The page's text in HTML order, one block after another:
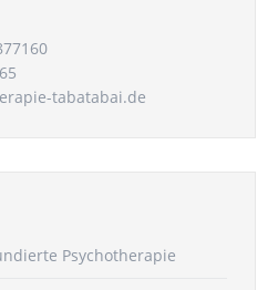
tabatabai.de
Psychotherapie